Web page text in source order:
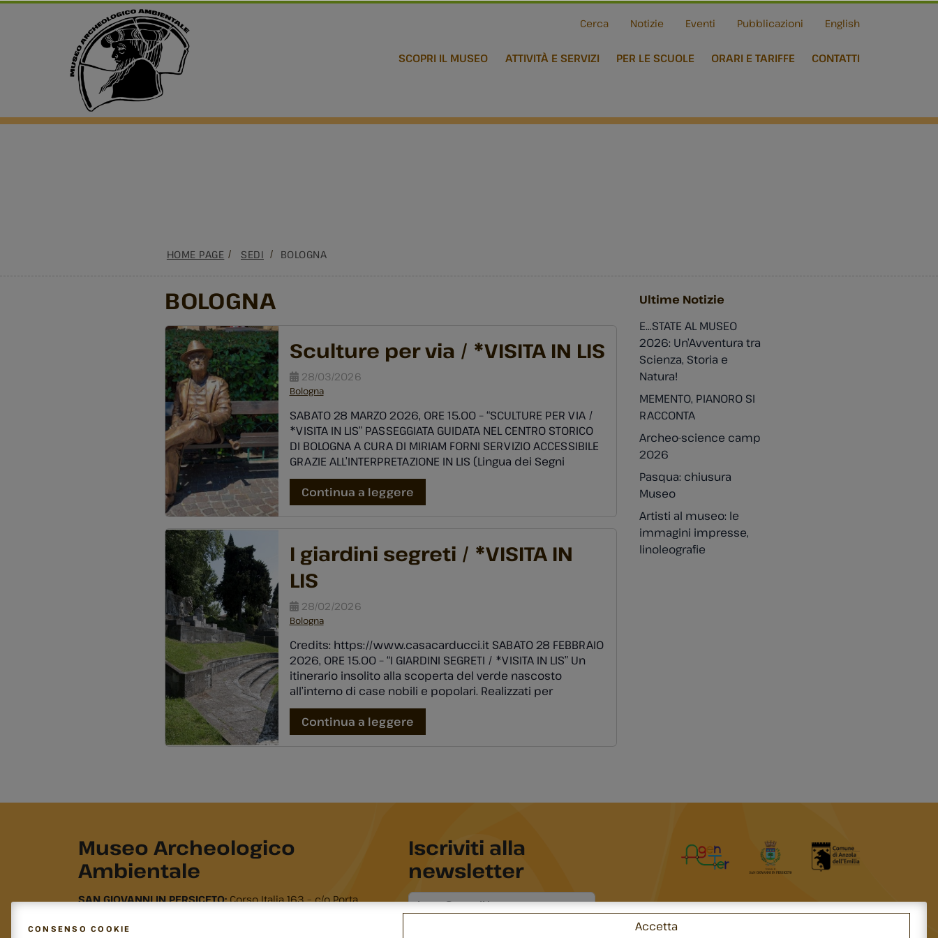
Cerca Notizie Eventi Pubblicazioni English
SCOPRI IL MUSEO ATTIVITÀ E SERVIZI PER LE SCUOLE ORARI E TARIFFE CONTATTI
HOME PAGE SEDI BOLOGNA
BOLOGNA
Sculture per via / *VISITA IN LIS
28/03/2026
Bologna
SABATO 28 MARZO 2026, ORE 15.00 – “SCULTURE PER VIA /
*VISITA IN LIS” PASSEGGIATA GUIDATA NEL CENTRO STORICO
DI BOLOGNA A CURA DI MIRIAM FORNI SERVIZIO ACCESSIBILE
GRAZIE ALL’INTERPRETAZIONE IN LIS (Lingua dei Segni
Italiana) Ugo Bassi, San Petroio, Papa Gregorio XIII o Lucio
Dalla, sono solo alcuni dei personaggi rappresentati nelle
sculture […]
Continua a leggere
I giardini segreti / *VISITA IN
LIS
28/02/2026
Bologna
Credits: https://www.casacarducci.it SABATO 28 FEBBRAIO
2026, ORE 15.00 – “I GIARDINI SEGRETI / *VISITA IN LIS” Un
itinerario insolito alla scoperta del verde nascosto
all’interno di case nobili e popolari. Realizzati per
rispondere al gusto di epoche diverse i giardini interni di
Bologna ci sorprendono ancora. Dal giardino memoriale
di Casa Carducci ci spostiamo per […]
Continua a leggere
Ultime Notizie
E…STATE AL MUSEO
2026: Un’Avventura tra
Scienza, Storia e
Natura!
MEMENTO, PIANORO SI
RACCONTA
Archeo-science camp
2026
Pasqua: chiusura
Museo
Artisti al museo: le
immagini impresse,
linoleografie
Museo Archeologico
Ambientale
SAN GIOVANNI IN PERSICETO: Corso Italia 163 – c/o Porta
ANZOLA DELL'EMILIA:
Iscriviti alla
newsletter
CONSENSO COOKIE Accetta